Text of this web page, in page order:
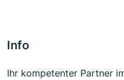
Info
Ihr kompetenter Partner